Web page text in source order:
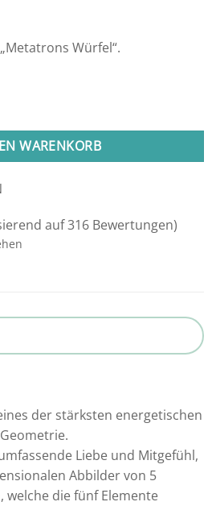
Würfel“.
Menge
WARENKORB
auf 316 Bewertungen)
der stärksten energetischen
Liebe und Mitgefühl,
Abbilder von 5
die fünf Elemente